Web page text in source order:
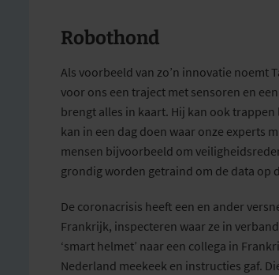
Robothond
Als voorbeeld van zo’n innovatie noemt
voor ons een traject met sensoren en
brengt alles in kaart. Hij kan ook
kan in een dag doen waar onze experts
mensen bijvoorbeeld om
grondig worden getraind om de data op
De coronacrisis heeft een en ander
Frankrijk, inspecteren waar ze in
‘smart helmet’ naar een collega in
Nederland meekeek en instructies gaf.